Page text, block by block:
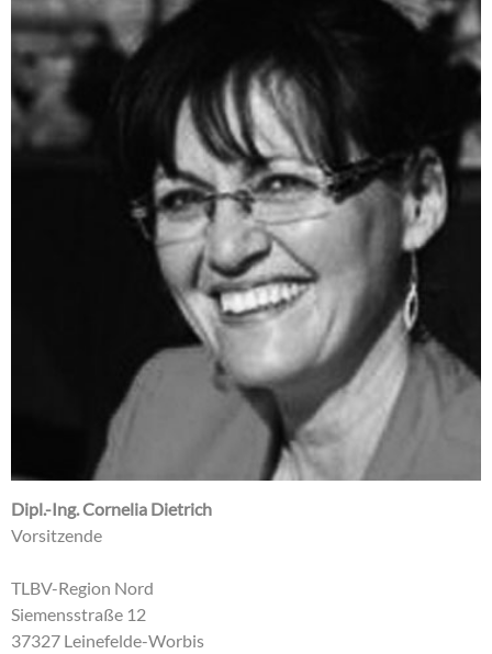
Dipl.-Ing. Cornelia Dietrich
Vorsitzende
TLBV-Region Nord
Siemensstraße 12
37327 Leinefelde-Worbis